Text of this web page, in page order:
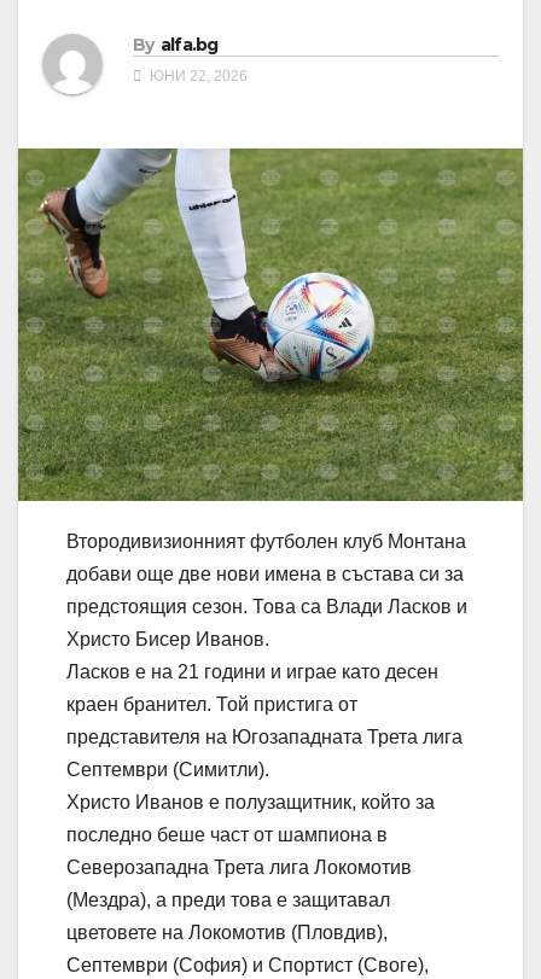
By alfa.bg
ЮНИ 22, 2026
Втородивизионният футболен клуб Монтана
добави още две нови имена в състава си за
предстоящия сезон. Това са Влади Ласков и
Христо Бисер Иванов.
Ласков е на 21 години и играе като десен
краен бранител. Той пристига от
представителя на Югозападната Трета лига
Септември (Симитли).
Христо Иванов е полузащитник, който за
последно беше част от шампиона в
Северозападна Трета лига Локомотив
(Мездра), а преди това е защитавал
цветовете на Локомотив (Пловдив),
Септември (София) и Спортист (Своге),